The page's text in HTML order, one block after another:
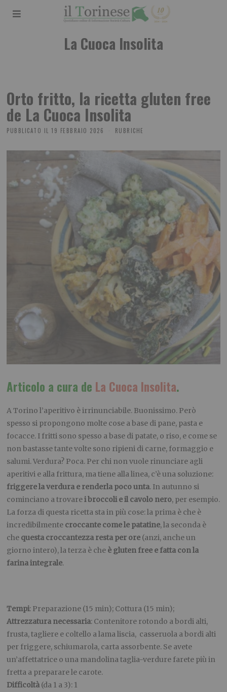
La Cuoca Insolita
Orto fritto, la ricetta gluten free
de La Cuoca Insolita
PUBBLICATO IL 19 FEBBRAIO 2026 RUBRICHE
Articolo a cura de La Cuoca Insolita.
A Torino l’aperitivo è irrinunciabile. Buonissimo. Però
spesso si propongono molte cose a base di pane, pasta e
focacce. I fritti sono spesso a base di patate, o riso, e come se
non bastasse tante volte sono ripieni di carne, formaggio e
salumi. Verdura? Poca. Per chi non vuole rinunciare agli
aperitivi e alla frittura, ma tiene alla linea, c’è una soluzione:
friggere la verdura e renderla poco unta. In autunno si
cominciano a trovarei broccoli e il cavolo nero, per esempio.
La forza di questa ricetta sta in più cose: la prima è che è
incredibilmente croccante come le patatine, la seconda è
che questa croccantezza resta per ore (anzi, anche un
giorno intero), la terza è che è gluten free e fatta con la
farina integrale.
Tempi: Preparazione (15 min); Cottura (15 min);
Attrezzatura necessaria: Contenitore rotondo a bordi alti,
frusta, tagliere e coltello a lama liscia, casseruola a bordi alti
per friggere, schiumarola, carta assorbente. Se avete
un’affettatrice o una mandolina taglia-verdure farete più in
fretta a preparare le carote.
Difficoltà (da 1 a 3): 1